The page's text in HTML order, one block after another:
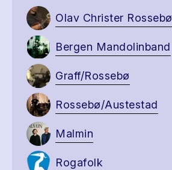
Olav Christer Rossebø
Bergen Mandolinband
Graff/Rossebø
Rossebø/Austestad
Malmin
Rogafolk